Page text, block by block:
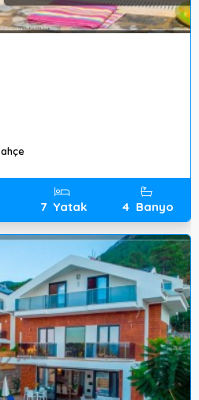
7 Yatak 4 Banyo